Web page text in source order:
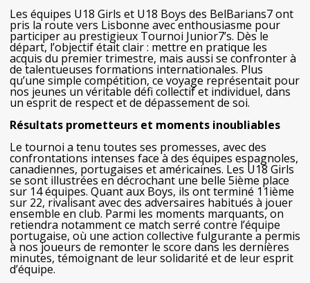
Les équipes U18 Girls et U18 Boys des BelBarians7 ont
pris la route vers Lisbonne avec enthousiasme pour
participer au prestigieux Tournoi Junior7’s. Dès le
départ, l’objectif était clair : mettre en pratique les
acquis du premier trimestre, mais aussi se confronter à
de talentueuses formations internationales. Plus
qu’une simple compétition, ce voyage représentait pour
nos jeunes un véritable défi collectif et individuel, dans
un esprit de respect et de dépassement de soi.
Résultats prometteurs et moments inoubliables
Le tournoi a tenu toutes ses promesses, avec des
confrontations intenses face à des équipes espagnoles,
canadiennes, portugaises et américaines. Les U18 Girls
se sont illustrées en décrochant une belle 5ième place
sur 14 équipes. Quant aux Boys, ils ont terminé 11ième
sur 22, rivalisant avec des adversaires habitués à jouer
ensemble en club. Parmi les moments marquants, on
retiendra notamment ce match serré contre l’équipe
portugaise, où une action collective fulgurante a permis
à nos joueurs de remonter le score dans les dernières
minutes, témoignant de leur solidarité et de leur esprit
d’équipe.